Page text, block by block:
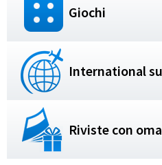
Giochi
International
Riviste con